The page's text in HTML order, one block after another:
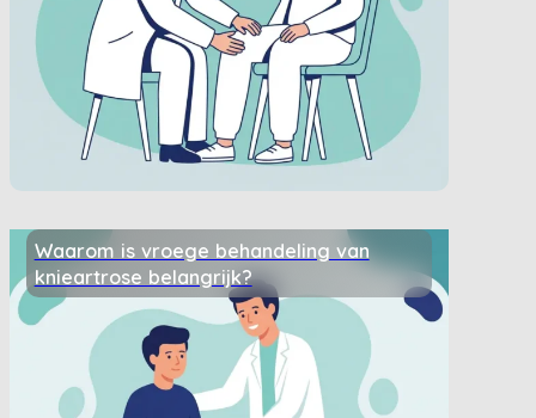
Waarom is vroege behandeling van
knieartrose belangrijk?